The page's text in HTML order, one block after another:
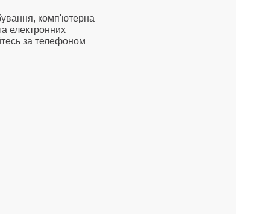
комп'ютерна
електронних
за телефоном